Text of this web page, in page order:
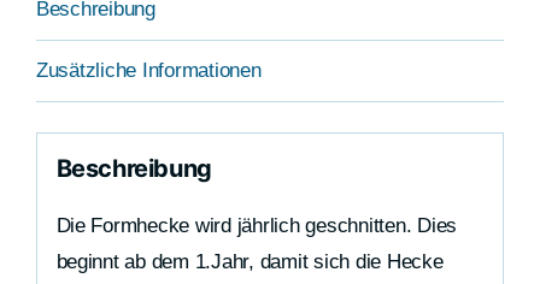
Beschreibung
Zusätzliche Informationen
Beschreibung
Die Formhecke wird jährlich geschnitten. Dies
beginnt ab dem 1.Jahr, damit sich die Hecke